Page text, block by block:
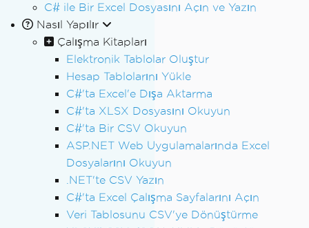
C# ile Bir Excel Dosyasını Açın ve Yazın
Nasıl Yapılır
Çalışma Kitapları
Elektronik Tablolar Oluştur
Hesap Tablolarını Yükle
C#'ta Excel'e Dışa Aktarma
C#'ta XLSX Dosyasını Okuyun
C#'ta Bir CSV Okuyun
ASP.NET Web Uygulamalarında Excel
Dosyalarını Okuyun
.NET'te CSV Yazın
C#'ta Excel Çalışma Sayfalarını Açın
Veri Tablosunu CSV'ye Dönüştürme